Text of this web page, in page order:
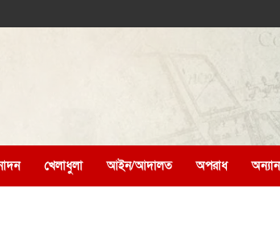
খেলাধুলা আইন/আদালত অপরাধ